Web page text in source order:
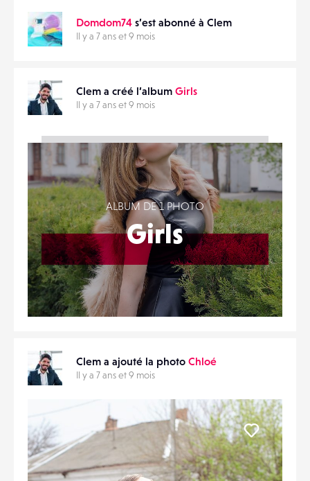
Domdom74 s’est abonné à Clem
Il y a 7 ans et 9 mois
Clem a créé l’album Girls
Il y a 7 ans et 9 mois
ALBUM DE 1 PHOTO
Girls
Clem a ajouté la photo Chloé
Il y a 7 ans et 9 mois
Liker